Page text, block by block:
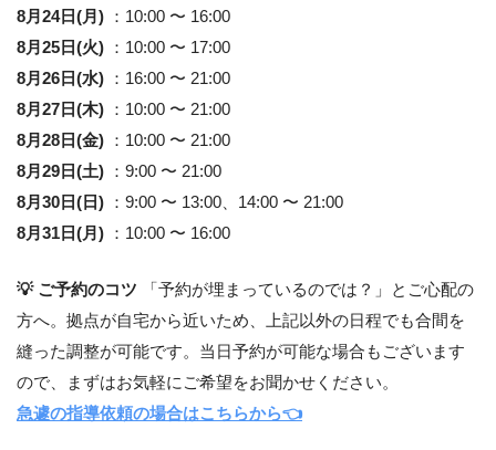
8月24日(月)
：10:00 〜 16:00
8月25日(火)
：10:00 〜 17:00
8月26日(水)
：16:00 〜 21:00
8月27日(木)
：10:00 〜 21:00
8月28日(金)
：10:00 〜 21:00
8月29日(土)
：9:00 〜 21:00
8月30日(日)
：9:00 〜 13:00、14:00 〜 21:00
8月31日(月)
：10:00 〜 16:00
💡 ご予約のコツ 「予約が埋まっているのでは？」とご心配の
方へ。拠点が自宅から近いため、上記以外の日程でも合間を
縫った調整が可能です。当日予約が可能な場合もございます
ので、まずはお気軽にご希望をお聞かせください。
急遽の指導依頼の場合はこちらから👈